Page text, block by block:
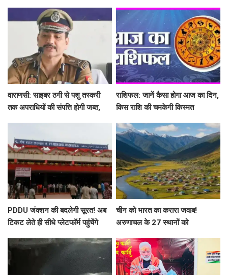
वाराणसी: साइबर ठगी से पशु तस्करी
तक अपराधियों की संपत्ति होगी जब्त,
राशिफल: जानें कैसा होगा आज का दिन,
किस राशि की चमकेगी किस्मत
PDDU जंक्शन की बदलेगी सूरत! अब
टिकट लेते ही सीधे प्लेटफॉर्म पहुंचेंगे
प्लेटफॉर्म
चीन को भारत का करारा जवाब!
अरुणाचल के 27 स्थानों को